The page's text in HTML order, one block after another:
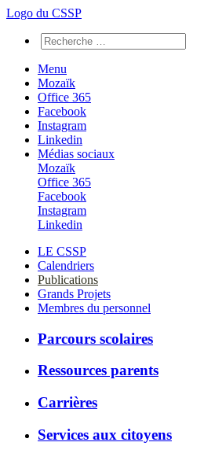
Logo du CSSP
Menu
Mozaïk
Office 365
Facebook
Instagram
Linkedin
Médias sociaux
Mozaïk
Office 365
Facebook
Instagram
Linkedin
LE CSSP
Calendriers
Publications
Grands Projets
Membres du personnel
Parcours scolaires
Ressources parents
Carrières
Services aux citoyens